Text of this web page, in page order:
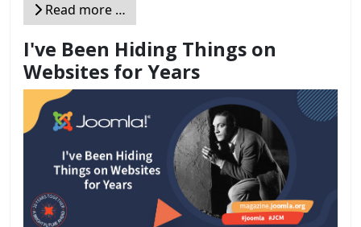
Read more …
I've Been Hiding Things on
Websites for Years